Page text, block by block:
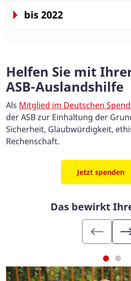
bis 2022
Helfen Sie mit
ASB-Auslandshilfe
Als Mitglied im Deutschen
der ASB zur Einhaltung der
Sicherheit, Glaubwürdigkeit,
Rechenschaft.
Jetzt spenden
Das bewirkt